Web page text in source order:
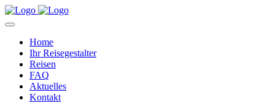
Home
Ihr Reisegestalter
Reisen
FAQ
Aktuelles
Kontakt